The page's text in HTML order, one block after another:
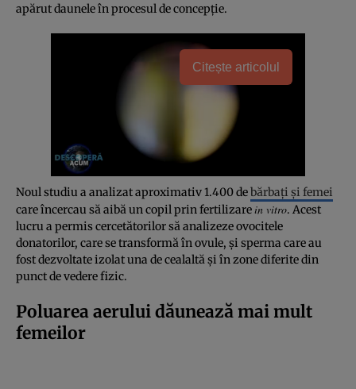
apărut daunele în procesul de concepție.
Citește articolul
Noul studiu a analizat aproximativ 1.400 debărbați și femei
care încercau să aibă un copil prin fertilizare in vitro. Acest
lucru a permis cercetătorilor să analizeze ovocitele
donatorilor, care se transformă în ovule, și sperma care au
fost dezvoltate izolat una de cealaltă și în zone diferite din
punct de vedere fizic.
Poluarea aerului dăunează mai mult
femeilor